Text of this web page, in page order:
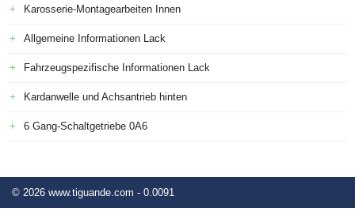
Karosserie-Montagearbeiten Innen
Allgemeine Informationen Lack
Fahrzeugspezifische Informationen Lack
Kardanwelle und Achsantrieb hinten
6 Gang-Schaltgetriebe 0A6
© 2026 www.tiguande.com - 0.0091